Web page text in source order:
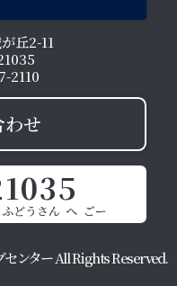
丘2-11
2110
せ
ンター All Rights Reserved.